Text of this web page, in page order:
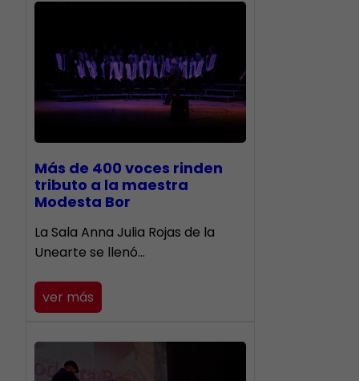
Más de 400 voces rinden
tributo a la maestra
Modesta Bor
​La Sala Anna Julia Rojas de la
Unearte se llenó…
ver más